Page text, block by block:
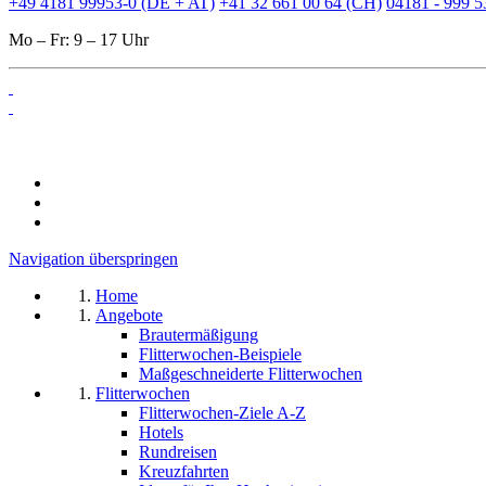
Mo – Fr: 9 – 17 Uhr
Navigation überspringen
Home
Angebote
Brautermäßigung
Flitterwochen-Beispiele
Maßgeschneiderte Flitterwochen
Flitterwochen
Flitterwochen-Ziele A-Z
Hotels
Rundreisen
Kreuzfahrten